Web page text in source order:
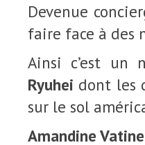
Devenue
faire face à des
Ainsi c’est un
Ryuhei dont les
sur le sol
Amandine